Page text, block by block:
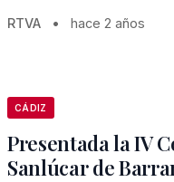
RTVA • hace 2 años
CÁDIZ
Presentada la IV
Sanlúcar de